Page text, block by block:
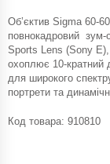
Об’єктив Sigma 60-
повнокадровий зум-
Sports Lens (Sony E),
охоплює 10-кратний
для широкого
портрети та
Код товара: 910810